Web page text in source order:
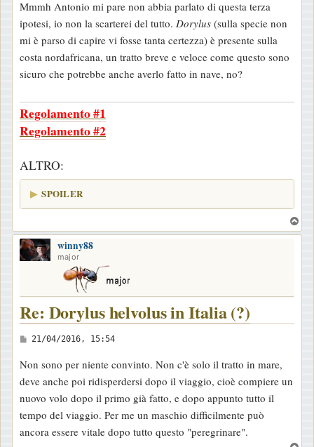
s
s
a
g
g
o
Mmmh Antonio mi pare non abbia parlato di questa terza
ipotesi, io non la scarterei del tutto. Dorylus (sulla specie non
mi è parso di capire vi fosse tanta certezza) è presente sulla
costa nordafricana, un tratto breve e veloce come questo sono
sicuro che potrebbe anche averlo fatto in nave, no?
Regolamento #1
Regolamento #2
ALTRO:
SPOILER
o
winny88
major
Re: Dorylus helvolus in Italia (?)
M
s
s
a
g
g
21/04/2016, 15:54
Non sono per niente convinto. Non c'è solo il tratto in mare,
deve anche poi ridisperdersi dopo il viaggio, cioè compiere un
nuovo volo dopo il primo già fatto, e dopo appunto tutto il
tempo del viaggio. Per me un maschio difficilmente può
ancora essere vitale dopo tutto questo "peregrinare".